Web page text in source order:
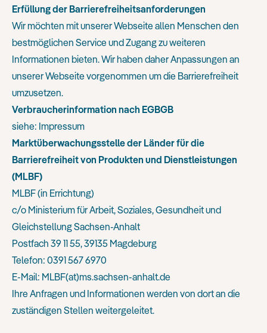
Erfüllung der Barrierefreiheitsanforderungen
Wir möchten mit unserer Webseite allen Menschen den
bestmöglichen Service und Zugang zu weiteren
Informationen bieten. Wir haben daher Anpassungen an
unserer Webseite vorgenommen um die Barrierefreiheit
umzusetzen.
Verbraucherinformation nach EGBGB
siehe: Impressum
Marktüberwachungsstelle der Länder für die
Barrierefreiheit von Produkten und Dienstleistungen
(MLBF)
MLBF (in Errichtung)
c/o Ministerium für Arbeit, Soziales, Gesundheit und
Gleichstellung Sachsen-Anhalt
Postfach 39 11 55, 39135 Magdeburg
Telefon: 0391 567 6970
E-Mail: MLBF(at)ms.sachsen-anhalt.de
Ihre Anfragen und Informationen werden von dort an die
zuständigen Stellen weitergeleitet.